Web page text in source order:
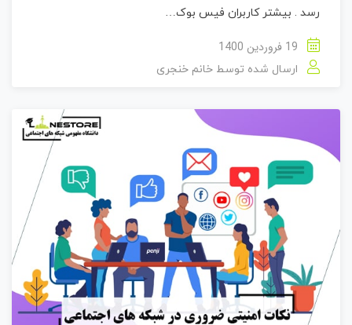
رسد . بیشتر کاربران فیس بوک…
ارسال شده توسط خانم خنجری